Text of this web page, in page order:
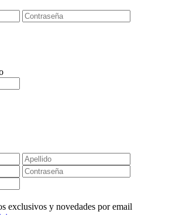
exclusivos y novedades por email